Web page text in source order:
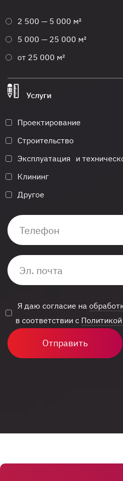
2 500 — 5 000 м²
5 000 — 25 000 м²
от 25 000 м²
Услуги
Проектирование
Строительство
Эксплуатация и
Клининг
Другое
Я даю согласие на
в соответствии с
Отправить